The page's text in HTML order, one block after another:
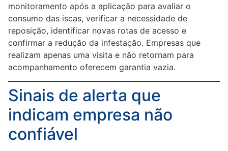
monitoramento após a aplicação para avaliar o
consumo das iscas, verificar a necessidade de
reposição, identificar novas rotas de acesso e
confirmar a redução da infestação. Empresas que
realizam apenas uma visita e não retornam para
acompanhamento oferecem garantia vazia.
Sinais de alerta que
indicam empresa não
confiável